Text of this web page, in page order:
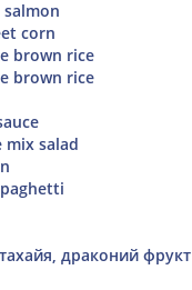
corn
brown rice
brown rice
mix salad
драконий фрукт